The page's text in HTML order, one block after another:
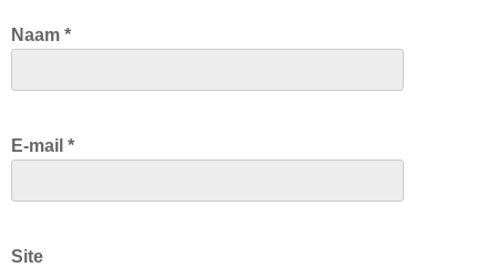
Naam *
E-mail *
Site